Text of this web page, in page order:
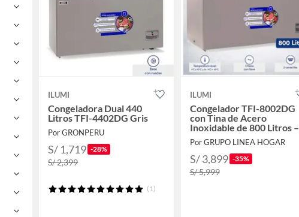
ILUMI
Congeladora Dual 440
Litros TFI-4402DG Gris
Por GRONPERU
S/ 1,719 -28%
S/ 2,399
(1)
ILUMI
Congelador TFI-8002DG
con Tina de Acero
Inoxidable de 800 Litros –
Gris
Por GRUPO LINEA HOGAR
S/ 3,899 -35%
S/ 5,999